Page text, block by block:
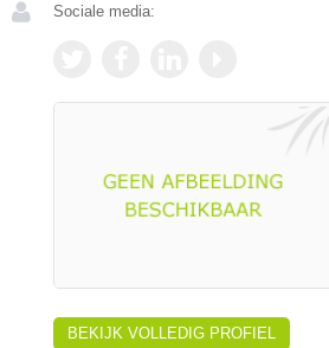
Sociale media:
BEKIJK VOLLEDIG PROFIEL